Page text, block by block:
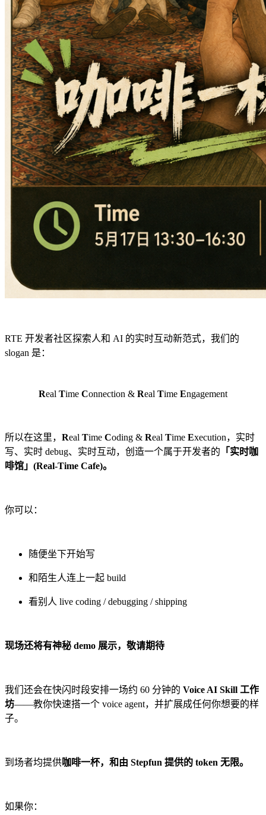
RTE 开发者社区探索人和 AI 的实时互动新范式，我们的
slogan 是：
Real Time Connection & Real Time Engagement
所以在这里， Real Time Coding & Real Time Execution，实时
写、实时 debug、实时互动，创造一个属于开发者的 「实时咖
啡馆」(Real-Time Cafe)。
你可以：
随便坐下开始写
和陌生人连上一起 build
看别人 live coding / debugging / shipping
现场还将有神秘 demo 展示，敬请期待
我们还会在快闪时段安排一场约 60 分钟的 Voice AI Skill 工作
坊——教你快速搭一个 voice agent，并扩展成任何你想要的样
子。
到场者均提供咖啡一杯，和由 Stepfun 提供的 token 无限。
如果你：